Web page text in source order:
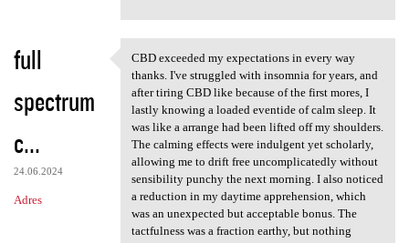
full
spectrum
c...
24.06.2024
Adres
CBD exceeded my expectations
CBD exceeded my expectations in every way
thanks. I've struggled with insomnia for years, and
after tiring CBD like because of the first mores, I
lastly knowing a loaded eventide of calm sleep. It
was like a arrange had been lifted off my shoulders.
The calming effects were indulgent yet scholarly,
allowing me to drift free uncomplicatedly without
sensibility punchy the next morning. I also noticed
a reduction in my daytime apprehension, which
was an unexpected but acceptable bonus. The
tactfulness was a fraction earthy, but nothing